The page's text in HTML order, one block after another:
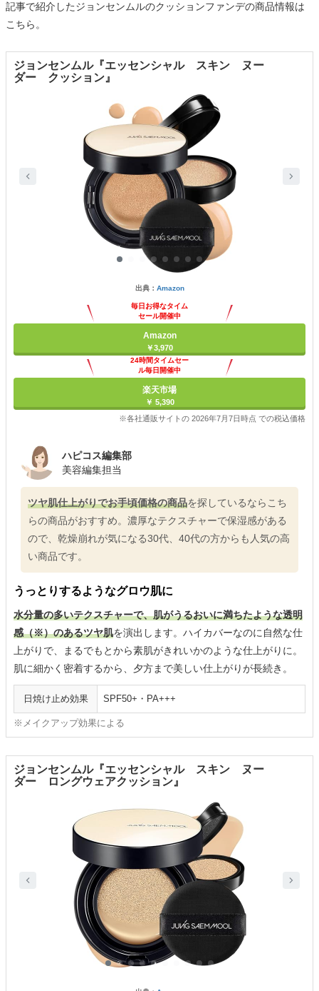
記事で紹介したジョンセンムルのクッションファンデの商品情報は
こちら。
ジョンセンムル『エッセンシャル スキン ヌー
ダー クッション』
出典： Amazon
毎日お得なタイム
セール開催中
Amazon
￥3,970
24時間タイムセー
ル毎日開催中
楽天市場
￥ 5,390
※各社通販サイトの 2026年7月7日時点 での税込価格
ハピコス編集部
美容編集担当
ツヤ肌仕上がりでお手頃価格の商品を探しているならこち
らの商品がおすすめ。濃厚なテクスチャーで保湿感がある
ので、乾燥崩れが気になる30代、40代の方からも人気の高
い商品です。
うっとりするようなグロウ肌に
水分量の多いテクスチャーで、肌がうるおいに満ちたような透明
感（※）のあるツヤ肌を演出します。ハイカバーなのに自然な仕
上がりで、まるでもとから素肌がきれいかのような仕上がりに。
肌に細かく密着するから、夕方まで美しい仕上がりが長続き。
日焼け止め効果 SPF50+・PA+++
※メイクアップ効果による
ジョンセンムル『エッセンシャル スキン ヌー
ダー ロングウェアクッション』